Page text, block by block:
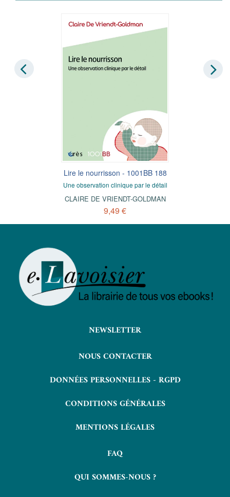
Lire le nourrisson - 1001BB 188
Une observation clinique par le détail
CLAIRE DE VRIENDT-GOLDMAN
9,49 €
NEWSLETTER
NOUS CONTACTER
DONNÉES PERSONNELLES - RGPD
CONDITIONS GÉNÉRALES
MENTIONS LÉGALES
FAQ
QUI SOMMES-NOUS ?